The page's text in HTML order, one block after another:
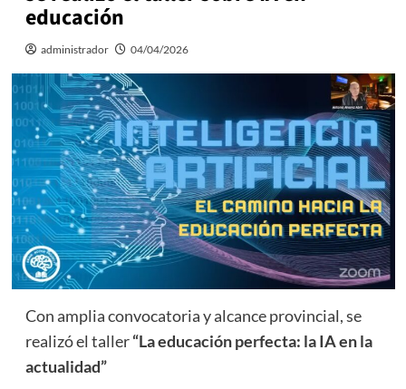
educación
administrador 04/04/2026
Con amplia convocatoria y alcance provincial, se
realizó el taller“La educación perfecta: la IA en la
actualidad”